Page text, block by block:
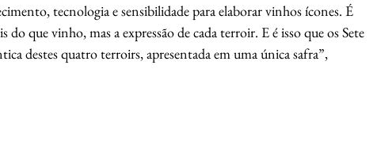
tecnologia e sensibilidade para elaborar vinhos ícones. É
que vinho, mas a expressão de cada terroir. E é isso que os Sete
destes quatro terroirs, apresentada em uma única safra”,